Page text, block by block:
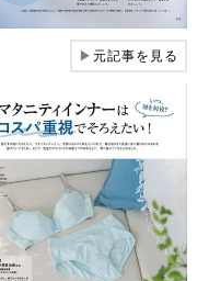
▶元記事を見る